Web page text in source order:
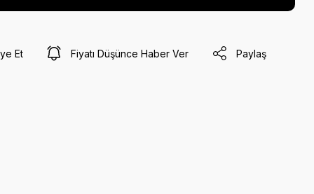
Et Fiyatı Düşünce Haber Ver Paylaş